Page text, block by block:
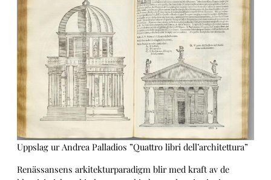
Uppslag ur Andrea Palladios ”Quattro libri dell’architettura”
Renässansens arkitekturparadigm blir med kraft av de